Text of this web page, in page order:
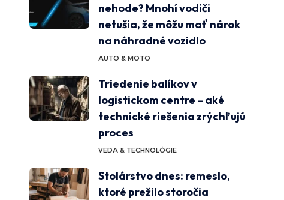
nehode? Mnohí vodiči
netušia, že môžu mať nárok
na náhradné vozidlo
AUTO & MOTO
Triedenie balíkov v
logistickom centre – aké
technické riešenia zrýchľujú
proces
VEDA & TECHNOLÓGIE
Stolárstvo dnes: remeslo,
ktoré prežilo storočia